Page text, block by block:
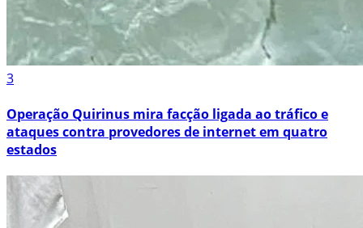
3
Operação Quirinus mira facção ligada ao tráfico e
ataques contra provedores de internet em quatro
estados